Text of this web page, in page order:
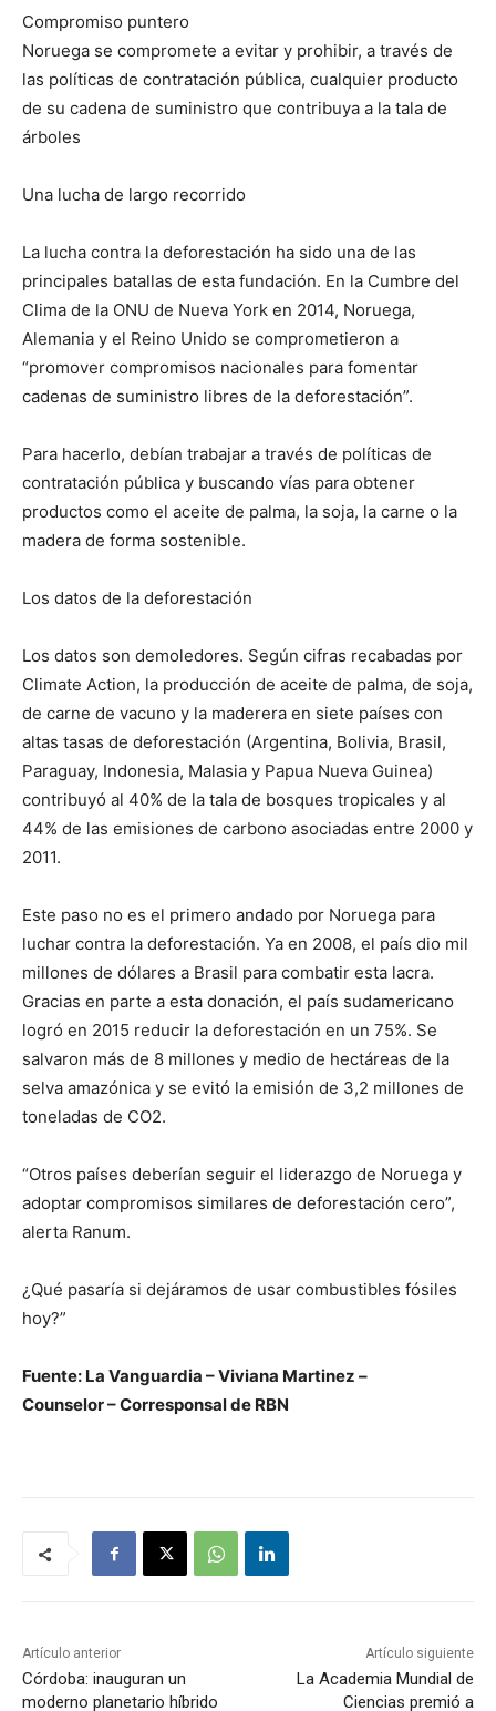
Compromiso puntero
Noruega se compromete a evitar y prohibir, a través de
las políticas de contratación pública, cualquier producto
de su cadena de suministro que contribuya a la tala de
árboles
Una lucha de largo recorrido
La lucha contra la deforestación ha sido una de las
principales batallas de esta fundación. En la Cumbre del
Clima de la ONU de Nueva York en 2014, Noruega,
Alemania y el Reino Unido se comprometieron a
“promover compromisos nacionales para fomentar
cadenas de suministro libres de la deforestación”.
Para hacerlo, debían trabajar a través de políticas de
contratación pública y buscando vías para obtener
productos como el aceite de palma, la soja, la carne o la
madera de forma sostenible.
Los datos de la deforestación
Los datos son demoledores. Según cifras recabadas por
Climate Action, la producción de aceite de palma, de soja,
de carne de vacuno y la maderera en siete países con
altas tasas de deforestación (Argentina, Bolivia, Brasil,
Paraguay, Indonesia, Malasia y Papua Nueva Guinea)
contribuyó al 40% de la tala de bosques tropicales y al
44% de las emisiones de carbono asociadas entre 2000 y
2011.
Este paso no es el primero andado por Noruega para
luchar contra la deforestación. Ya en 2008, el país dio mil
millones de dólares a Brasil para combatir esta lacra.
Gracias en parte a esta donación, el país sudamericano
logró en 2015 reducir la deforestación en un 75%. Se
salvaron más de 8 millones y medio de hectáreas de la
selva amazónica y se evitó la emisión de 3,2 millones de
toneladas de CO2.
“Otros países deberían seguir el liderazgo de Noruega y
adoptar compromisos similares de deforestación cero”,
alerta Ranum.
¿Qué pasaría si dejáramos de usar combustibles fósiles
hoy?”
Fuente: La Vanguardia – Viviana Martinez –
Counselor – Corresponsal de RBN
Artículo anterior
Córdoba: inauguran un
moderno planetario híbrido
Artículo siguiente
La Academia Mundial de
Ciencias premió a